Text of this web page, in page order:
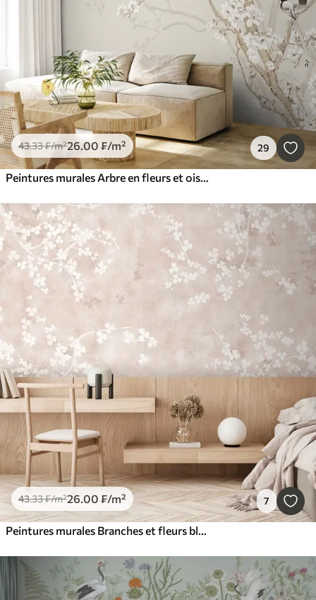
43.33₣/m²26.00 ₣/m² 29
Peintures murales Arbre en fleurs et oiseaux
43.33₣/m²26.00 ₣/m² 7
Peintures murales Branches et fleurs blanches et fragiles